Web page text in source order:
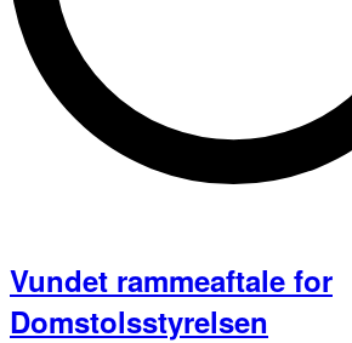
Vundet rammeaftale for
Domstolsstyrelsen